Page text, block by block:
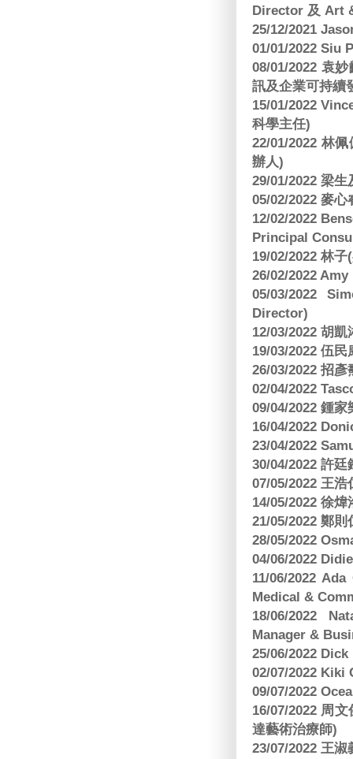
Director 及 Art
25/12/2021
01/01/2022 Siu
08/01/2022 袁
訊及企業可持續
15/01/2022
科學主任)
22/01/2022 林
辦人)
29/01/2022 梁
05/02/2022 麥
12/02/2022
Principal
19/02/2022 林
26/02/2022
05/03/2022
Director)
12/03/2022 胡
19/03/2022 伍
26/03/2022 招
02/04/2022
09/04/2022 鍾
16/04/2022
23/04/2022
30/04/2022 許
07/05/2022 王
14/05/2022 徐
21/05/2022 鄭
28/05/2022
04/06/2022
11/06/2022
Medical &
18/06/2022
Manager &
25/06/2022
02/07/2022 Kiki
09/07/2022
16/07/2022 周
達藝術治療師)
23/07/2022 王